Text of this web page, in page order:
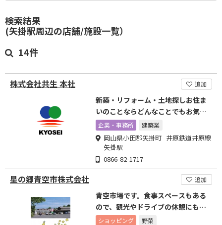
検索結果
(矢掛駅周辺の店舗/施設一覧）
14件
株式会社共生 本社 追加
新築・リフォーム・土地探しお住ま
いのことならどんなことでもお気軽
にご相談ください
企業・事務所 建築業
岡山県小田郡矢掛町 井原鉄道井原線
矢掛駅
0866-82-1717
星の郷青空市株式会社 追加
青空市場です。食事スペースもある
ので、観光やドライブの休憩にもぜ
ひお立ち寄りください。
ショッピング 野菜